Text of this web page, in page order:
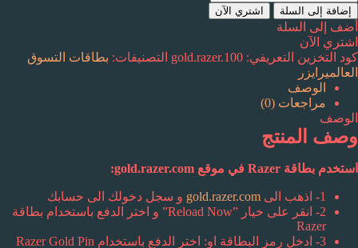
ريزر
جولد
-
100
دولار
(عالمي)
إضافة إلى السلة اشتري الآن
أضف إلى السلة
اشتري الآن
كود التخزين التعريفي: gold‪.‬razer‪.‬100 التصنيفات: بطاقات التسوق
العالميرايزر
الوصف
مراجعات (0)
الوصف
وصف المنتج
استخدم بطاقة Razer في موقع gold‪.‬razer‪.‬com:
1- اذهب الى gold‪.‬razer‪.‬com و سجل دخولك الى حسابك
2- انقر على خيار ‪”‬Reload Now‪”‬ و اختر الدفع باستخدام بطاقة
Razer
3- ادخل رمز البطاقة او: اختر الدفع باستخدام Razer Gold Pin